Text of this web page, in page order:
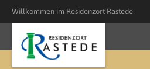
Willkommen im Residenzort Rastede